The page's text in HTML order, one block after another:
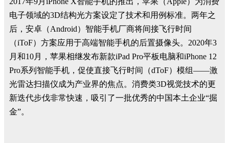
电子领域的3D结构光方案设定了技术和用例标准。两年之
后，安卓（Android）智能手机厂商将间接飞行时间
（iToF）方案应用于高端智能手机的后置摄像头。2020年3
月和10月，苹果相继发布新款iPad Pro平板电脑和iPhone 12
Pro系列智能手机，促使直接飞行时间（dToF）模组——激
光雷达扫描仪成为产业界的焦点。消费类3D视觉技术的更
新迭代步伐非常快速，吸引了一批优秀的中国本土企业“掘
金”。